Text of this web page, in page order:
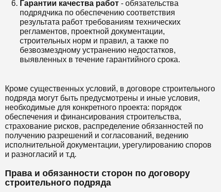
Гарантии качества работ - обязательства
подрядчика по обеспечению соответствия
результата работ требованиям технических
регламентов, проектной документации,
строительных норм и правил, а также по
безвозмездному устранению недостатков,
выявленных в течение гарантийного срока.
Кроме существенных условий, в договоре строительного
подряда могут быть предусмотрены и иные условия,
необходимые для конкретного проекта: порядок
обеспечения и финансирования строительства,
страхование рисков, распределение обязанностей по
получению разрешений и согласований, ведению
исполнительной документации, урегулированию споров
и разногласий и т.д.
Права и обязанности сторон по договору
строительного подряда